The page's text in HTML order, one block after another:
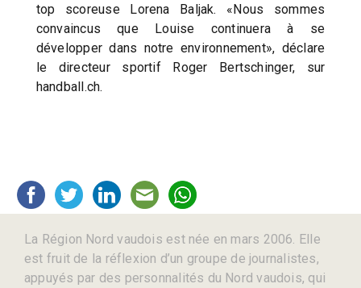
top scoreuse Lorena Baljak. «Nous sommes
convaincus que Louise continuera à se
développer dans notre environnement», déclare
le directeur sportif Roger Bertschinger, sur
handball.ch.
La Région Nord vaudois est née en mars 2006. Elle
est fruit de la réflexion d’un groupe de journalistes,
appuyés par des personnalités du Nord vaudois, qui